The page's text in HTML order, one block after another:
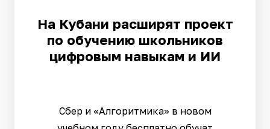
На Кубани расширят проект
по обучению школьников
цифровым навыкам и ИИ
Сбер и «Алгоритмика» в новом